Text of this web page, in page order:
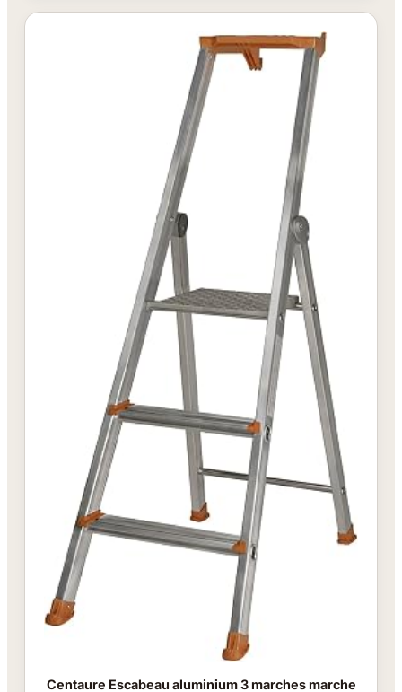
Centaure Escabeau aluminium 3 marches marche